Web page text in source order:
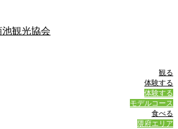
観る
体験する
体験する
モデルコース
食べる
隈府エリア